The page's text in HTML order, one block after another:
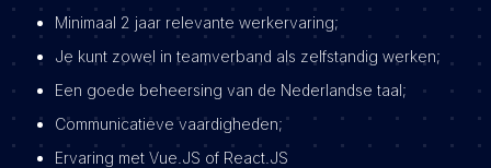
Minimaal 2 jaar relevante werkervaring;
Je kunt zowel in teamverband als zelfstandig werken;
Een goede beheersing van de Nederlandse taal;
Communicatieve vaardigheden;
Ervaring met Vue.JS of React.JS